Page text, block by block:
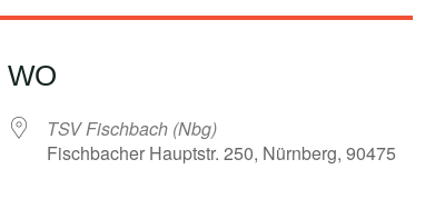
WO
TSV Fischbach (Nbg)
Fischbacher Hauptstr. 250, Nürnberg, 90475